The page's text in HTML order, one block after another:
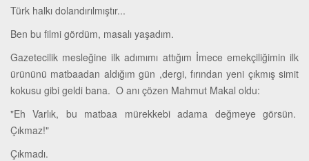
Türk halkı dolandırılmıştır...
Ben bu filmi gördüm, masalı yaşadım.
Gazetecilik mesleğine ilk adımımı attığım İmece emekçiliğimin ilk
ürününü matbaadan aldığım gün ,dergi, fırından yeni çıkmış simit
kokusu gibi geldi bana. O anı çözen Mahmut Makal oldu:
"Eh Varlık, bu matbaa mürekkebi adama değmeye görsün.
Çıkmaz!"
Çıkmadı.